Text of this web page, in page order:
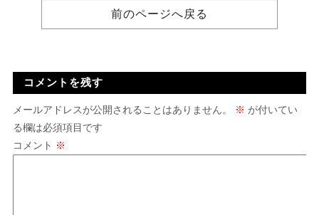
前のページへ戻る
コメントを残す
メールアドレスが公開されることはありません。 ※ が付いてい
る欄は必須項目です
コメント ※